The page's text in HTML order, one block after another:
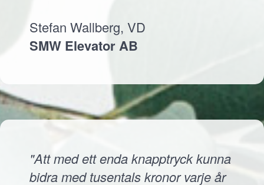
Stefan Wallberg, VD
SMW Elevator AB
"Att med ett enda knapptryck kunna
bidra med tusentals kronor varje år